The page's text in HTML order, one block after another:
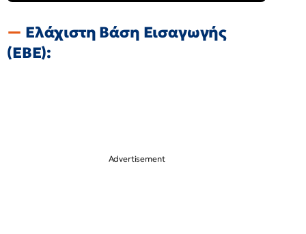
Ελάχιστη Βάση Εισαγωγής
(ΕΒΕ):